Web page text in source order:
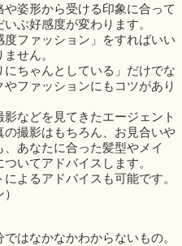
や姿形から受ける印象に合って
ぶ好感度が変わります。
度ファッション」をすればいい
せん。
にちゃんとしている」だけでな
やファッションにもコツがあり
影などを見てきたエージェント
の撮影はもちろん、お見合いや
、あなたに合った髪型やメイ
いてアドバイスします。
よるアドバイスも可能です。
はなかなかわからないもの。